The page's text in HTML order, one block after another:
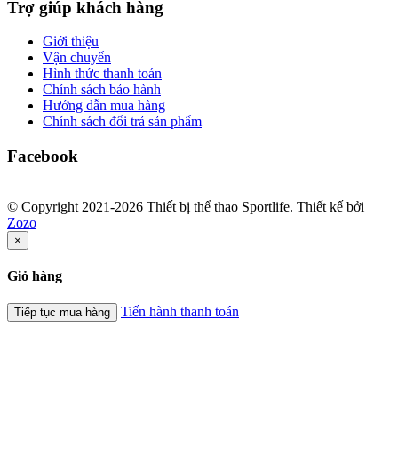
Trợ giúp khách hàng
Giới thiệu
Vận chuyển
Hình thức thanh toán
Chính sách bảo hành
Hướng dẫn mua hàng
Chính sách đổi trả sản phẩm
Facebook
© Copyright 2021-2026 Thiết bị thể thao Sportlife. Thiết kế bởi
Zozo
×
Giỏ hàng
Tiếp tục mua hàng Tiến hành thanh toán